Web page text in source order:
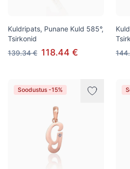
Kuldripats, Punane Kuld 585°,
Tsirkonid
139.34 € 118.44 €
Soodustus -15%